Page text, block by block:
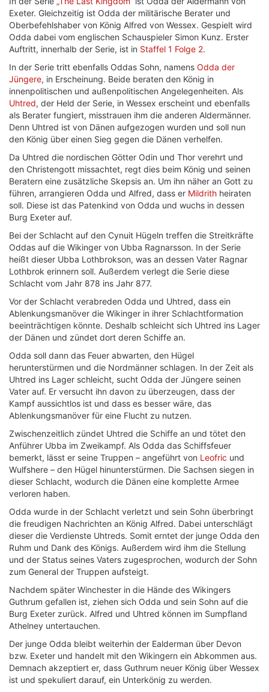
Exeter. Gleichzeitig ist Odda der militärische Berater und
Oberbefehlshaber von König Alfred von Wessex. Gespielt wird
Odda dabei vom englischen Schauspieler Simon Kunz. Erster
Auftritt, innerhalb der Serie, ist in Staffel 1 Folge 2.
In der Serie tritt ebenfalls Oddas Sohn, namens Odda der
Jüngere, in Erscheinung. Beide beraten den König in
innenpolitischen und außenpolitischen Angelegenheiten. Als
Uhtred, der Held der Serie, in Wessex erscheint und ebenfalls
als Berater fungiert, misstrauen ihm die anderen Aldermänner.
Denn Uhtred ist von Dänen aufgezogen wurden und soll nun
den König über einen Sieg gegen die Dänen verhelfen.
Da Uhtred die nordischen Götter Odin und Thor verehrt und
den Christengott missachtet, regt dies beim König und seinen
Beratern eine zusätzliche Skepsis an. Um ihn näher an Gott zu
führen, arrangieren Odda und Alfred, dass er Mildrith heiraten
soll. Diese ist das Patenkind von Odda und wuchs in dessen
Burg Exeter auf.
Bei der Schlacht auf den Cynuit Hügeln treffen die Streitkräfte
Oddas auf die Wikinger von Ubba Ragnarsson. In der Serie
heißt dieser Ubba Lothbrokson, was an dessen Vater Ragnar
Lothbrok erinnern soll. Außerdem verlegt die Serie diese
Schlacht vom Jahr 878 ins Jahr 877.
Vor der Schlacht verabreden Odda und Uhtred, dass ein
Ablenkungsmanöver die Wikinger in ihrer Schlachtformation
beeinträchtigen könnte. Deshalb schleicht sich Uhtred ins Lager
der Dänen und zündet dort deren Schiffe an.
Odda soll dann das Feuer abwarten, den Hügel
herunterstürmen und die Nordmänner schlagen. In der Zeit als
Uhtred ins Lager schleicht, sucht Odda der Jüngere seinen
Vater auf. Er versucht ihn davon zu überzeugen, dass der
Kampf aussichtlos ist und dass es besser wäre, das
Ablenkungsmanöver für eine Flucht zu nutzen.
Zwischenzeitlich zündet Uhtred die Schiffe an und tötet den
Anführer Ubba im Zweikampf. Als Odda das Schiffsfeuer
bemerkt, lässt er seine Truppen – angeführt von Leofric und
Wulfshere – den Hügel hinunterstürmen. Die Sachsen siegen in
dieser Schlacht, wodurch die Dänen eine komplette Armee
verloren haben.
Odda wurde in der Schlacht verletzt und sein Sohn überbringt
die freudigen Nachrichten an König Alfred. Dabei unterschlägt
dieser die Verdienste Uhtreds. Somit erntet der junge Odda den
Ruhm und Dank des Königs. Außerdem wird ihm die Stellung
und der Status seines Vaters zugesprochen, wodurch der Sohn
zum General der Truppen aufsteigt.
Nachdem später Winchester in die Hände des Wikingers
Guthrum gefallen ist, ziehen sich Odda und sein Sohn auf die
Burg Exeter zurück. Alfred und Uhtred können im Sumpfland
Athelney untertauchen.
Der junge Odda bleibt weiterhin der Ealderman über Devon
bzw. Exeter und handelt mit den Wikingern ein Abkommen aus.
Demnach akzeptiert er, dass Guthrum neuer König über Wessex
ist und spekuliert darauf, ein Unterkönig zu werden.